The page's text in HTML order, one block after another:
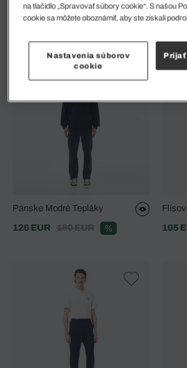
Fleecové Tepláky
109
Pánske Modré Tepláky
126 EUR
180 EUR %
105
na tlačidlo „Spravovať súbory cookie“. S našou
cookie sa môžete oboznámiť, aby ste získali
Nastavenia súborov
cookie
Prijať